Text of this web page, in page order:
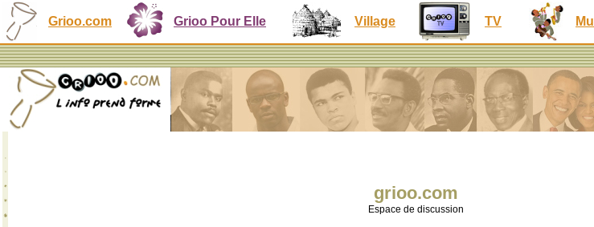
Grioo.com Grioo Pour Elle Village TV
grioo.com
Espace de discussion